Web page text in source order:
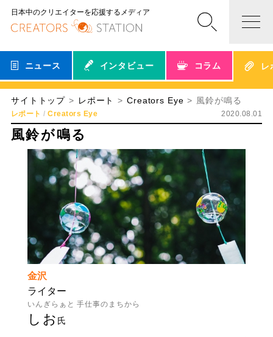
日本中のクリエイターを応援するメディア
ニュース インタビュー コラム レ
サイトトップ レポート Creators Eye 風鈴が鳴る
レポート Creators Eye 2020.08.01
風鈴が鳴る
金沢
ライター
いんぎらぁと 手仕事のまちから
しお 氏